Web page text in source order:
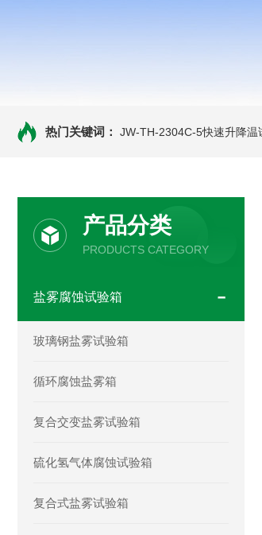
热门关键词： JW-TH-2304C-5快速升降温
产品分类
PRODUCTS CATEGORY
盐雾腐蚀试验箱
玻璃钢盐雾试验箱
循环腐蚀盐雾箱
复合交变盐雾试验箱
硫化氢气体腐蚀试验箱
复合式盐雾试验箱